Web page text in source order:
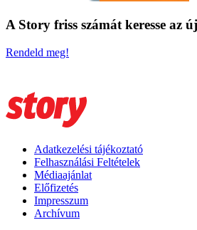
A Story friss számát keresse az
Rendeld meg!
Adatkezelési tájékoztató
Felhasználási Feltételek
Médiaajánlat
Előfizetés
Impresszum
Archívum